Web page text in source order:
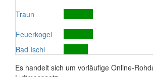
Traun
Feuerkogel
Bad Ischl
Es handelt sich um vorläufige Online-